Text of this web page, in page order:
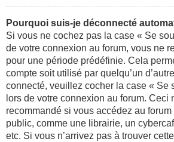
Pourquoi suis-je déconnecté
Si vous ne cochez pas la case « Se
de votre connexion au forum, vous ne
pour une période prédéfinie. Cela
compte soit utilisé par quelqu’un
connecté, veuillez cocher la case « Se
lors de votre connexion au forum. Ceci
recommandé si vous accédez au
public, comme une librairie, un
etc. Si vous n’arrivez pas à trouver